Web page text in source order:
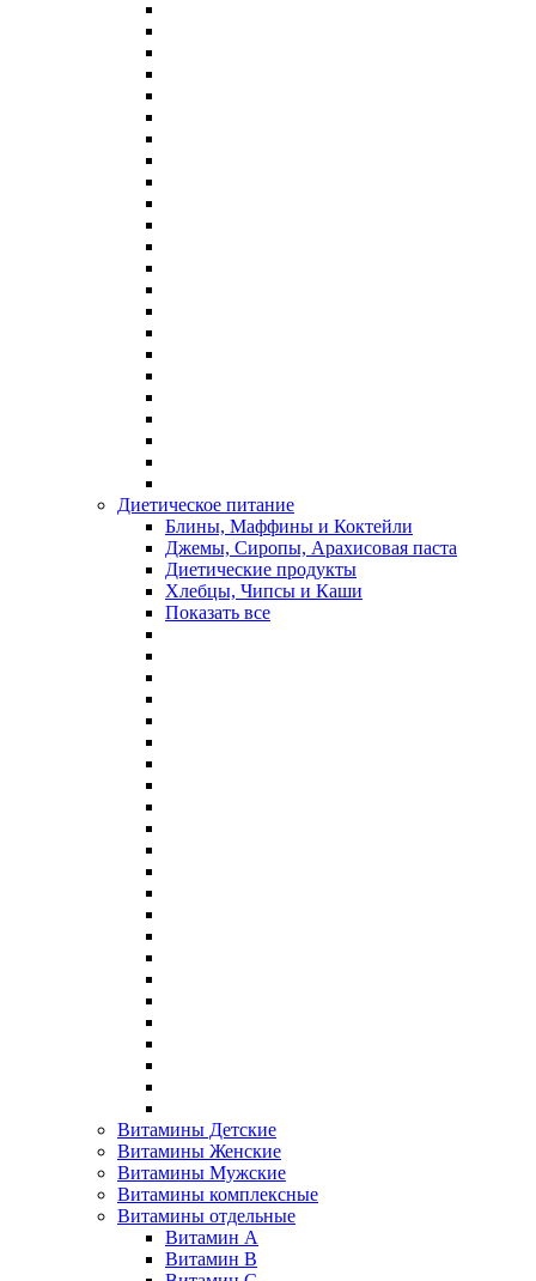
Диетическое питание
Блины, Маффины и Коктейли
Джемы, Сиропы, Арахисовая паста
Диетические продукты
Хлебцы, Чипсы и Каши
Показать все
Витамины Детские
Витамины Женские
Витамины Мужские
Витамины комплексные
Витамины отдельные
Витамин A
Витамин B